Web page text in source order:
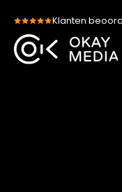
content
Klanten